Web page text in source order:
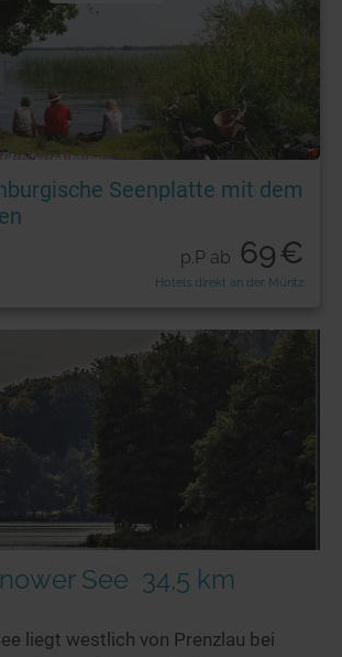
Seenplatte mit dem
p.P ab 69€
Hotels direkt an der Müritz
See 34,5 km
liegt westlich von Prenzlau bei